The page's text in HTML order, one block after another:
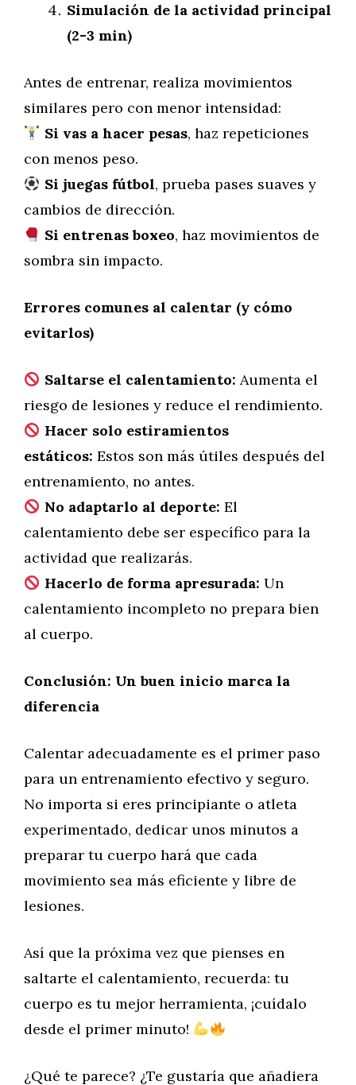
Simulación de la actividad principal
(2-3 min)
Antes de entrenar, realiza movimientos
similares pero con menor intensidad:
Si vas a hacer pesas, haz repeticiones
con menos peso.
Si juegas fútbol, prueba pases suaves y
cambios de dirección.
Si entrenas boxeo, haz movimientos de
sombra sin impacto.
Errores comunes al calentar (y cómo
evitarlos)
Saltarse el calentamiento: Aumenta el
riesgo de lesiones y reduce el rendimiento.
Hacer solo estiramientos
estáticos: Estos son más útiles después del
entrenamiento, no antes.
No adaptarlo al deporte: El
calentamiento debe ser específico para la
actividad que realizarás.
Hacerlo de forma apresurada: Un
calentamiento incompleto no prepara bien
al cuerpo.
Conclusión: Un buen inicio marca la
diferencia
Calentar adecuadamente es el primer paso
para un entrenamiento efectivo y seguro.
No importa si eres principiante o atleta
experimentado, dedicar unos minutos a
preparar tu cuerpo hará que cada
movimiento sea más eficiente y libre de
lesiones.
Así que la próxima vez que pienses en
saltarte el calentamiento, recuerda: tu
cuerpo es tu mejor herramienta, ¡cuídalo
desde el primer minuto!
¿Qué te parece? ¿Te gustaría que añadiera